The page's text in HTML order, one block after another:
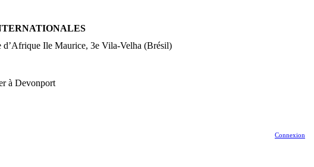
d’Afrique Ile Maurice, 3e Vila-Velha (Brésil)
à Devonport
Connexion